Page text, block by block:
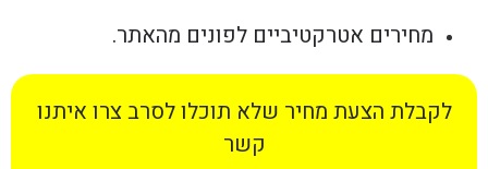
מחירים אטרקטיביים לפונים מהאתר.
לקבלת הצעת מחיר שלא תוכלו לסרב צרו איתנו
קשר